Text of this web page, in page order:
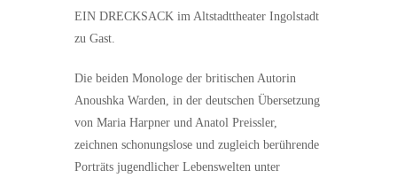
EIN DRECKSACK im Altstadttheater Ingolstadt
zu Gast.
Die beiden Monologe der britischen Autorin
Anoushka Warden, in der deutschen Übersetzung
von Maria Harpner und Anatol Preissler,
zeichnen schonungslose und zugleich berührende
Porträts jugendlicher Lebenswelten unter